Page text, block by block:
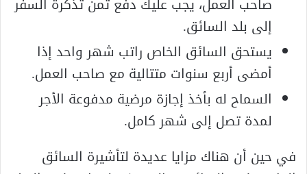
إلى بلد السائق.
يستحق السائق الخاص راتب شهر واحد إذا
أمضى أربع سنوات متتالية مع صاحب العمل.
السماح له بأخذ إجازة مرضية مدفوعة الأجر
لمدة تصل إلى شهر كامل.
في حين أن هناك مزايا عديدة لتأشيرة السائق